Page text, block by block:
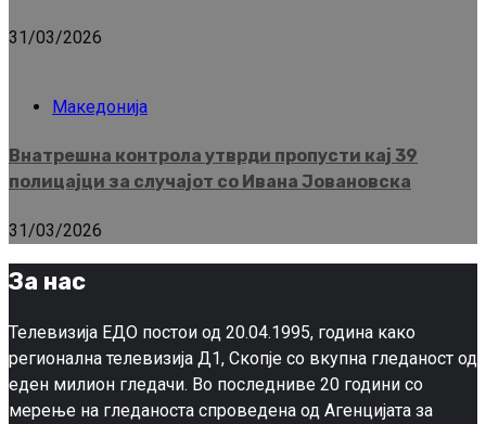
31/03/2026
Македонија
Внатрешна контрола утврди пропусти кај 39
полицајци за случајот со Ивана Јовановска
31/03/2026
За нас
Телевизија ЕДО постои од 20.04.1995, година како
регионална телевизија Д1, Скопје со вкупна гледаност од
еден милион гледачи. Во последниве 20 години со
мерење на гледаноста спроведена од Агенцијата за